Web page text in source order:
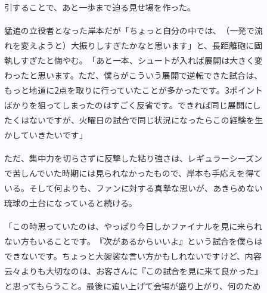
引することで、あと一歩まで迫る見せ場を作った。
猛追の立役者となった岸本だが「ちょっと自分の中では、（一発で流
れを変えようと）大振りしすぎたかなと思います」と、長距離砲に固
執しすぎたと悔やむ。「あと一本、シュートが入れば展開は大きく変
わったと思います。ただ、僕らがこういう展開で逆転できた試合は、
もっと地道に2点を取りに行っていたことが多かったです。3ポイント
ばかりを狙ってしまったのはすごく反省です。できれば同じ展開にし
たくはないですが、火曜日の試合で同じ状況になったらこの経験を生
かしていきたいです」
ただ、集中力を切らさずに反撃した粘り強さは、レギュラーシーズン
で苦しんでいた時期には見られなかったもので、岸本も手応えを得て
いる。そして何よりも、ファンに対する真摯な思いが、あきらめない
琉球の土台になっていると続ける。
「この時思っていたのは、やっぱり今日しかファイナルを見に来られ
ない方もいることです。『次があるからいいよ』という試合を僕らは
できないです。ちょっと大袈裟な言い方かもしれないですけど、内容
云々よりも大切なのは、お客さんに『この試合を見に来て良かった』
と思ってもらうこと。最後に追い上げて会場が盛り上がり、何のため